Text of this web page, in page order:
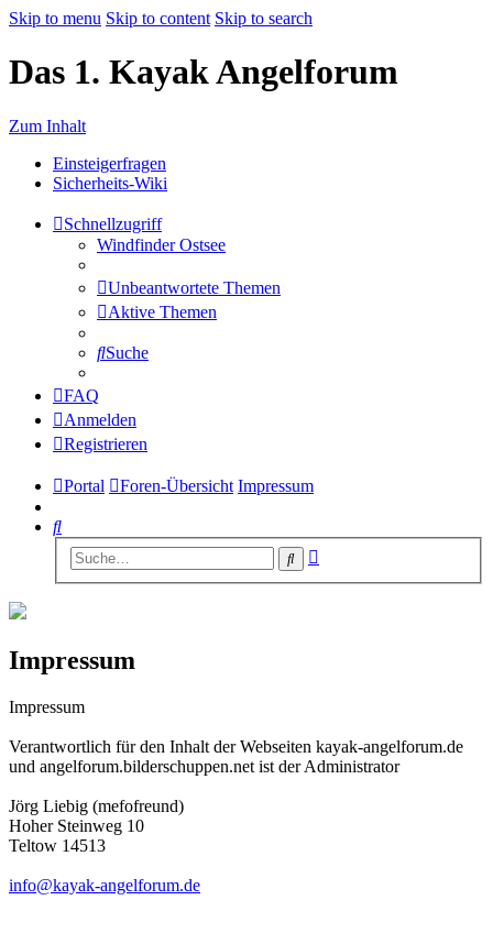
Skip to menu Skip to content Skip to search
Das 1. Kayak Angelforum
Zum Inhalt
Einsteigerfragen
Sicherheits-Wiki
Schnellzugriff
Windfinder Ostsee
Unbeantwortete Themen
Aktive Themen
Suche
FAQ
Anmelden
Registrieren
Portal Foren-Übersicht Impressum
Suche
Suche
Impressum
Impressum
Verantwortlich für den Inhalt der Webseiten kayak-angelforum.de
und angelforum.bilderschuppen.net ist der Administrator
Jörg Liebig (mefofreund)
Hoher Steinweg 10
Teltow 14513
info@kayak-angelforum.de